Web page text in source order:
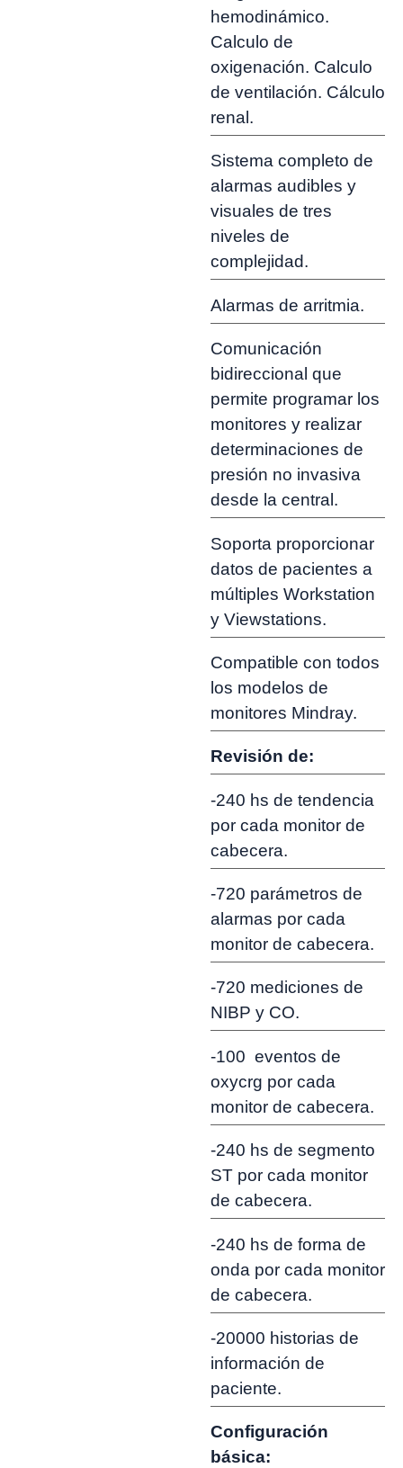
hemodinámico.
Calculo de
oxigenación. Calculo
de ventilación. Cálculo
renal.
Sistema completo de
alarmas audibles y
visuales de tres
niveles de
complejidad.
Alarmas de arritmia.
Comunicación
bidireccional que
permite programar los
monitores y realizar
determinaciones de
presión no invasiva
desde la central.
Soporta proporcionar
datos de pacientes a
múltiples Workstation
y Viewstations.
Compatible con todos
los modelos de
monitores Mindray.
Revisión de:
-240 hs de tendencia
por cada monitor de
cabecera.
-720 parámetros de
alarmas por cada
monitor de cabecera.
-720 mediciones de
NIBP y CO.
-100 eventos de
oxycrg por cada
monitor de cabecera.
-240 hs de segmento
ST por cada monitor
de cabecera.
-240 hs de forma de
onda por cada monitor
de cabecera.
-20000 historias de
información de
paciente.
Configuración
básica: